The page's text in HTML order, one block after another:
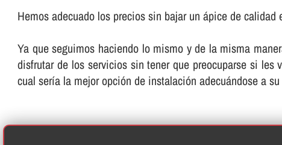
Hemos adecuado los precios sin bajar un ápice de calidad
Ya que seguimos haciendo lo mismo y de la misma
disfrutar de los servicios sin tener que preocuparse si
cual serí­a la mejor opción de instalación adecuándose a